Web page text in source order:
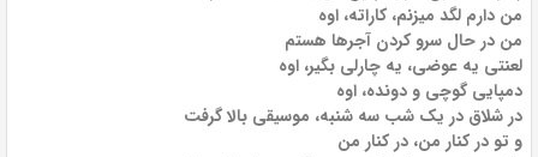
من دارم لگد میزنم، کاراته، اوه
من در حال سرو کردن آجرها هستم
لعنتی یه عوضی، یه چارلی بگیر، اوه
دمپایی گوچی و دونده، اوه
در شلاق در یک شب سه شنبه، موسیقی بالا گرفت
و تو در کنار من، در کنار من